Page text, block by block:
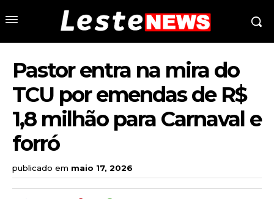
Pastor entra na mira do
TCU por emendas de R$
1,8 milhão para Carnaval e
forró
publicado em maio 17, 2026